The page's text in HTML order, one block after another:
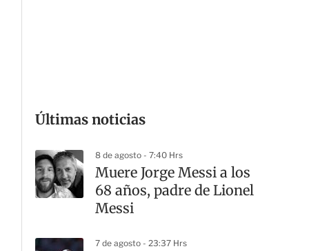
Últimas noticias
8 de agosto - 7:40 Hrs
Muere Jorge Messi a los
68 años, padre de Lionel
Messi
7 de agosto - 23:37 Hrs